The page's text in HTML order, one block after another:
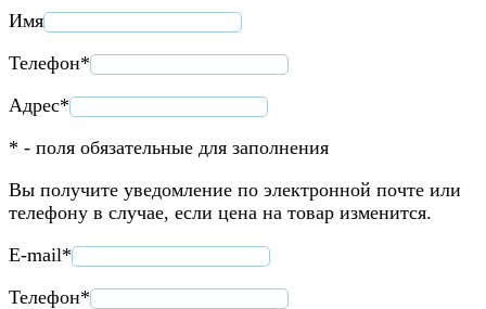
Имя
Телефон*
Адрес*
* - поля обязательные для заполнения
Вы получите уведомление по электронной почте или
телефону в случае, если цена на товар изменится.
E-mail*
Телефон*